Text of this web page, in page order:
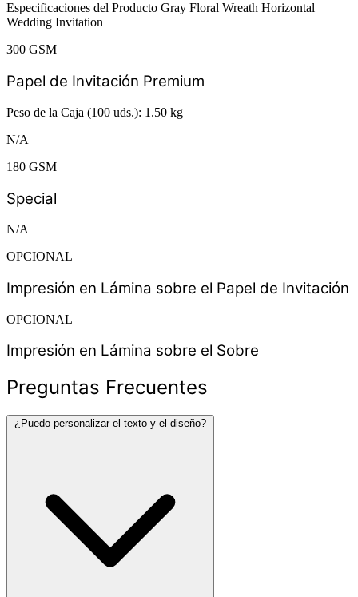
Especificaciones del Producto Gray Floral Wreath Horizontal
Wedding Invitation
300 GSM
Papel de Invitación Premium
Peso de la Caja (100 uds.): 1.50 kg
N/A
180 GSM
Special
N/A
OPCIONAL
Impresión en Lámina sobre el Papel de Invitación
OPCIONAL
Impresión en Lámina sobre el Sobre
Preguntas Frecuentes
¿Puedo personalizar el texto y el diseño?